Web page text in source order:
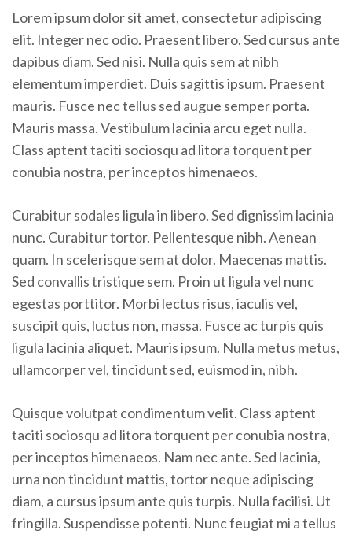
Lorem ipsum dolor sit amet, consectetur adipiscing
elit. Integer nec odio. Praesent libero. Sed cursus ante
dapibus diam. Sed nisi. Nulla quis sem at nibh
elementum imperdiet. Duis sagittis ipsum. Praesent
mauris. Fusce nec tellus sed augue semper porta.
Mauris massa. Vestibulum lacinia arcu eget nulla.
Class aptent taciti sociosqu ad litora torquent per
conubia nostra, per inceptos himenaeos.
Curabitur sodales ligula in libero. Sed dignissim lacinia
nunc. Curabitur tortor. Pellentesque nibh. Aenean
quam. In scelerisque sem at dolor. Maecenas mattis.
Sed convallis tristique sem. Proin ut ligula vel nunc
egestas porttitor. Morbi lectus risus, iaculis vel,
suscipit quis, luctus non, massa. Fusce ac turpis quis
ligula lacinia aliquet. Mauris ipsum. Nulla metus metus,
ullamcorper vel, tincidunt sed, euismod in, nibh.
Quisque volutpat condimentum velit. Class aptent
taciti sociosqu ad litora torquent per conubia nostra,
per inceptos himenaeos. Nam nec ante. Sed lacinia,
urna non tincidunt mattis, tortor neque adipiscing
diam, a cursus ipsum ante quis turpis. Nulla facilisi. Ut
fringilla. Suspendisse potenti. Nunc feugiat mi a tellus